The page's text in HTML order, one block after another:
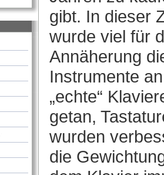
gibt. In dieser
wurde viel für
Annäherung
Instrumente an
„echte“
getan,
wurden
die